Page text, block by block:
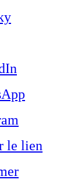
le lien